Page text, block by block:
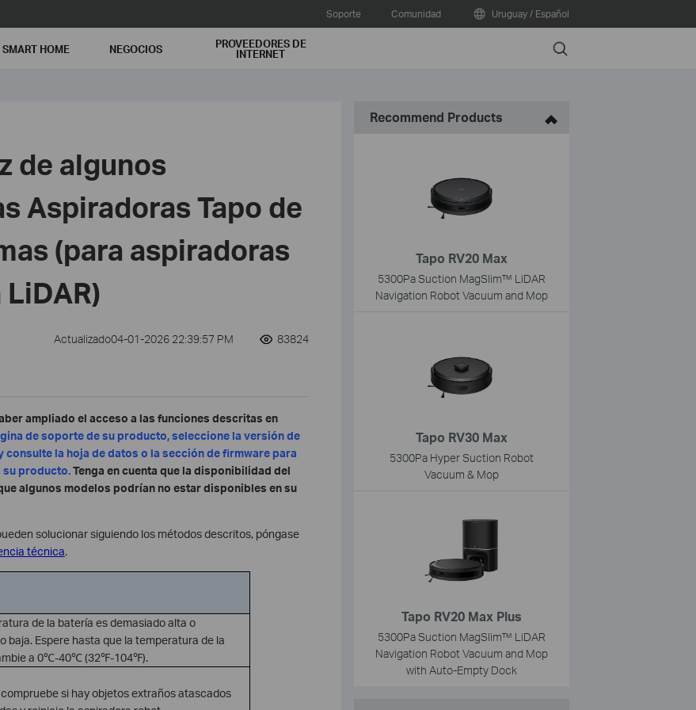
Soporte Comunidad Uruguay / Español
SMART HOME NEGOCIOS PROVEEDORES DE
INTERNET Search
de algunos
Aspiradoras Tapo de
(para aspiradoras
Actualizado04-01-2026 22:39:57 PM 83824
ampliado el acceso a las funciones descritas en
de soporte de su producto, seleccione la versión de
la hoja de datos o la sección de firmware para
su producto.Tenga en cuenta que la disponibilidad del
algunos modelos podrían no estar disponibles en su
solucionar siguiendo los métodos descritos, póngase
técnica.
de la batería es demasiado alta o
baja. Espere hasta que la temperatura de la
a 0℃-40℃ (32℉-104℉).
compruebe si hay objetos extraños atascados
Recommend Products
Tapo RV20 Max
5300Pa Suction MagSlim™ LiDAR
Navigation Robot Vacuum and Mop
Tapo RV30 Max
5300Pa Hyper Suction Robot
Vacuum & Mop
Tapo RV20 Max Plus
5300Pa Suction MagSlim™ LiDAR
Navigation Robot Vacuum and Mop
with Auto-Empty Dock